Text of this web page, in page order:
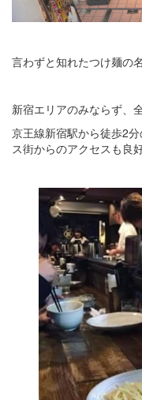
言わずと知れたつけ麺の
新宿エリアのみならず、
京王線新宿駅から徒歩2
ス街からのアクセスも良好